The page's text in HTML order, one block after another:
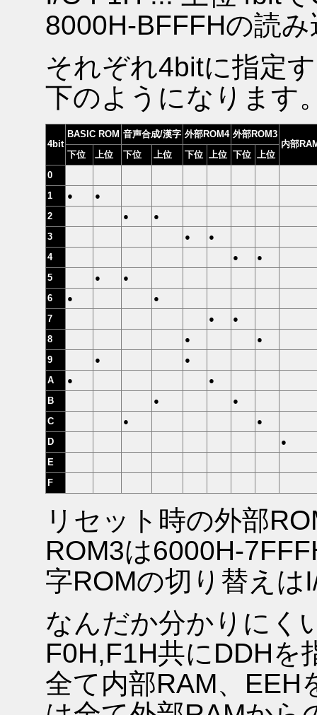
8000H-BFFFHの読
それぞれ4bitに指定
下のようになります
4bit
BASIC ROM 音声合成/漢字 外部ROM4 外部ROM3
内部
下位
上位 下位 上位 下位 上位 下位 上位
0
1
●
●
2
●
●
3
●
●
4
●
●
5
●
●
6
●
●
7
●
●
8
●
●
9
●
●
A
●
●
B
●
●
C
●
●
D
●
E
F
リセット時の外部
ROM3は6000H-
字ROMの切り替え
なんだか分かりにく
F0H,F1H共にDDHを
全て内部RAM、EEH